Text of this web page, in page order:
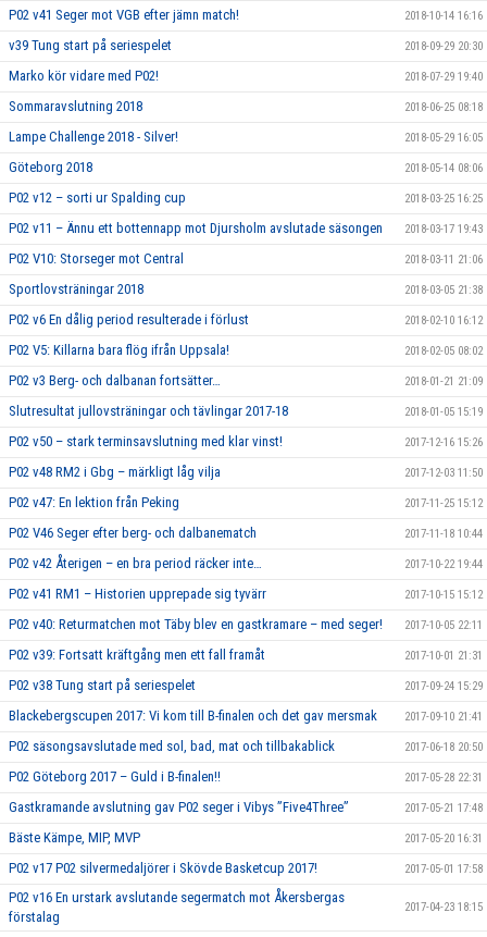
P02 v41 Seger mot VGB efter jämn match! 2018-10-14 16:16
v39 Tung start på seriespelet 2018-09-29 20:30
Marko kör vidare med P02! 2018-07-29 19:40
Sommaravslutning 2018 2018-06-25 08:18
Lampe Challenge 2018 - Silver! 2018-05-29 16:05
Göteborg 2018 2018-05-14 08:06
P02 v12 – sorti ur Spalding cup 2018-03-25 16:25
P02 v11 – Ännu ett bottennapp mot Djursholm avslutade säsongen 2018-03-17 19:43
P02 V10: Storseger mot Central 2018-03-11 21:06
Sportlovsträningar 2018 2018-03-05 21:38
P02 v6 En dålig period resulterade i förlust 2018-02-10 16:12
P02 V5: Killarna bara flög ifrån Uppsala! 2018-02-05 08:02
P02 v3 Berg- och dalbanan fortsätter… 2018-01-21 21:09
Slutresultat jullovsträningar och tävlingar 2017-18 2018-01-05 15:19
P02 v50 – stark terminsavslutning med klar vinst! 2017-12-16 15:26
P02 v48 RM2 i Gbg – märkligt låg vilja 2017-12-03 11:50
P02 v47: En lektion från Peking 2017-11-25 15:12
P02 V46 Seger efter berg- och dalbanematch 2017-11-18 10:44
P02 v42 Återigen – en bra period räcker inte… 2017-10-22 19:44
P02 v41 RM1 – Historien upprepade sig tyvärr 2017-10-15 15:12
P02 v40: Returmatchen mot Täby blev en gastkramare – med seger! 2017-10-05 22:11
P02 v39: Fortsatt kräftgång men ett fall framåt 2017-10-01 21:31
P02 v38 Tung start på seriespelet 2017-09-24 15:29
Blackebergscupen 2017: Vi kom till B-finalen och det gav mersmak 2017-09-10 21:41
P02 säsongsavslutade med sol, bad, mat och tillbakablick 2017-06-18 20:50
P02 Göteborg 2017 – Guld i B-finalen!! 2017-05-28 22:31
Gastkramande avslutning gav P02 seger i Vibys ”Five4Three” 2017-05-21 17:48
Bäste Kämpe, MIP, MVP 2017-05-20 16:31
P02 v17 P02 silvermedaljörer i Skövde Basketcup 2017! 2017-05-01 17:58
P02 v16 En urstark avslutande segermatch mot Åkersbergas
förstalag
2017-04-23 18:15